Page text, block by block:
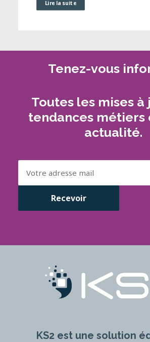
Lire la suite
Tenez-vous
Toutes les mises à
tendances métiers
actualité.
Recevoir
KS2 est une solution